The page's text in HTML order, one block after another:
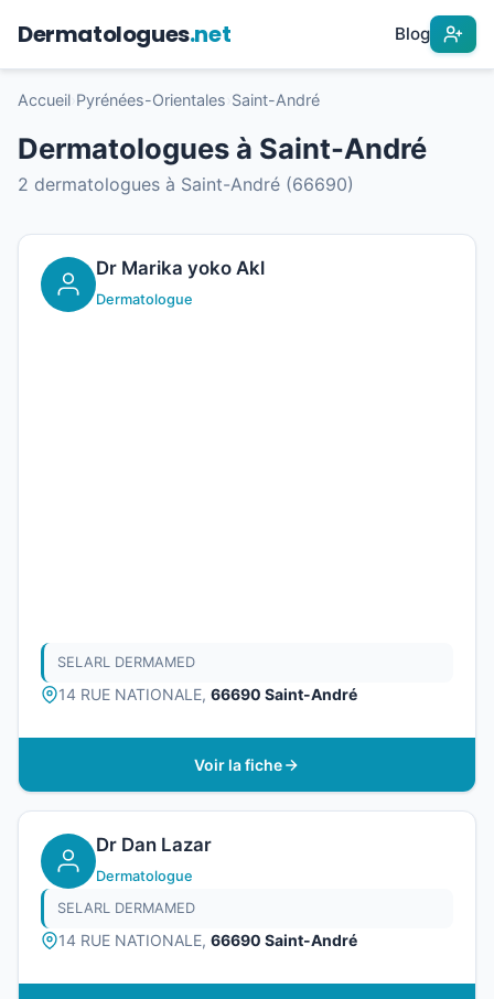
Dermatologues.net Blog
Accueil Pyrénées-Orientales Saint-André
Dermatologues à Saint-André
2 dermatologues à Saint-André (66690)
Dr Marika yoko Akl
Dermatologue
SELARL DERMAMED
14 RUE NATIONALE, 66690 Saint-André
Voir la fiche
Dr Dan Lazar
Dermatologue
SELARL DERMAMED
14 RUE NATIONALE, 66690 Saint-André